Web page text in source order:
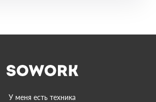
У меня есть техника